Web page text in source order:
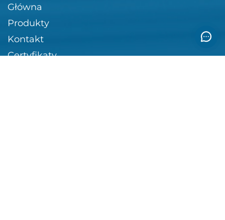
Główna
Produkty
Kontakt
Certyfikaty